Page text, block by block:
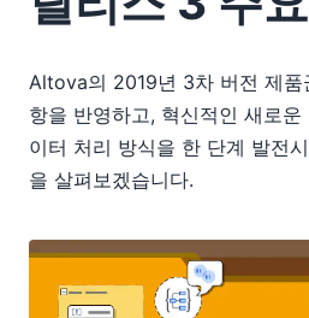
Altova의 2019년 3차 버전 제품
항을 반영하고, 혁신적인 새로
이터 처리 방식을 한 단계 발전
을 살펴보겠습니다.